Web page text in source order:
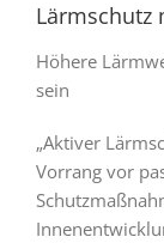
Lärmschutz
Höhere
sein
„Aktiver
Vorrang vor